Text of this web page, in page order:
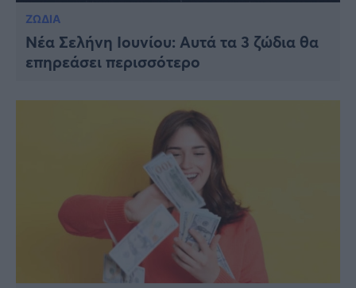
ΖΩΔΙΑ
Νέα Σελήνη Ιουνίου: Αυτά τα 3 ζώδια θα
επηρεάσει περισσότερο